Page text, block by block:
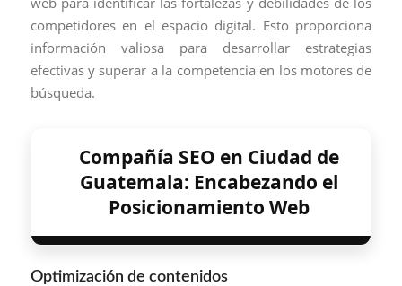
competidores en el espacio digital. Esto proporciona
información valiosa para desarrollar estrategias
efectivas y superar a la competencia en los motores de
búsqueda.
Compañía SEO en Ciudad de
Guatemala: Encabezando el
Posicionamiento Web
Optimización de contenidos